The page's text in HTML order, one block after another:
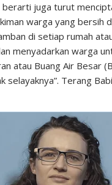
berarti juga turut
warga yang bersih
di setiap rumah
menyadarkan warga
atau Buang Air Besar
selayaknya”. Terang